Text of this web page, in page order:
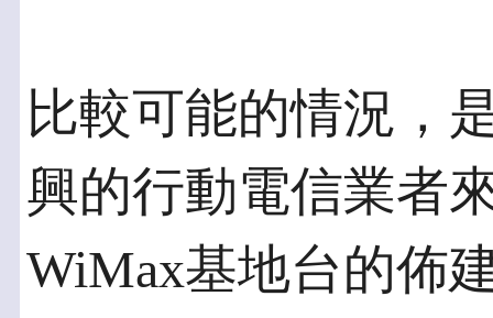
比較可能的情況，
興的行動電信業者
WiMax基地台的佈